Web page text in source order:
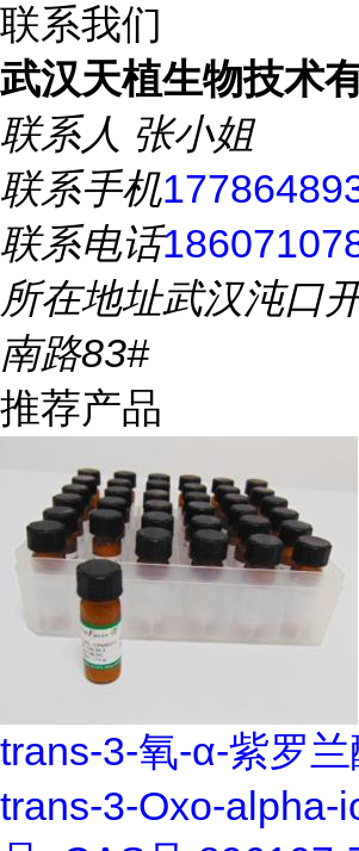
联系我们
武汉天植生物技术
联系人 张小姐
联系手机
联系电话
所在地址武汉沌口
南路83#
推荐产品
trans-3-氧-α-紫罗
trans-3-Oxo-alpha-